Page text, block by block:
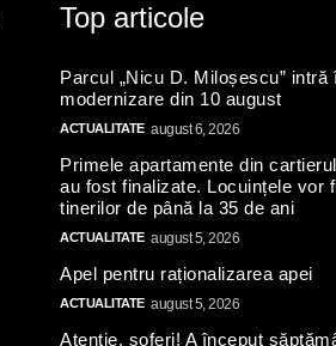
Top articole
Parcul „Nicu D. Miloșescu” intră
modernizare din 10 august
ACTUALITATE august 6, 2026
Primele apartamente din
au fost finalizate. Locuințele vor
tinerilor de până la 35 de ani
ACTUALITATE august 5, 2026
Apel pentru raționalizarea apei
ACTUALITATE august 5, 2026
Atenție, șoferi! A început